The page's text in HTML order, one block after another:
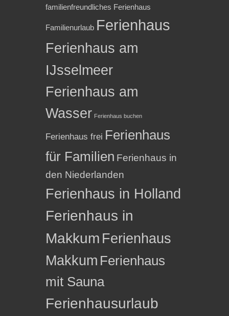
familienfreundliches Ferienhaus
Familienurlaub Ferienhaus
Ferienhaus am
IJsselmeer
Ferienhaus am
Wasser Ferienhaus buchen
Ferienhaus frei Ferienhaus
für Familien Ferienhaus in
den Niederlanden
Ferienhaus in Holland
Ferienhaus in
Makkum Ferienhaus
Makkum Ferienhaus
mit Sauna
Ferienhausurlaub